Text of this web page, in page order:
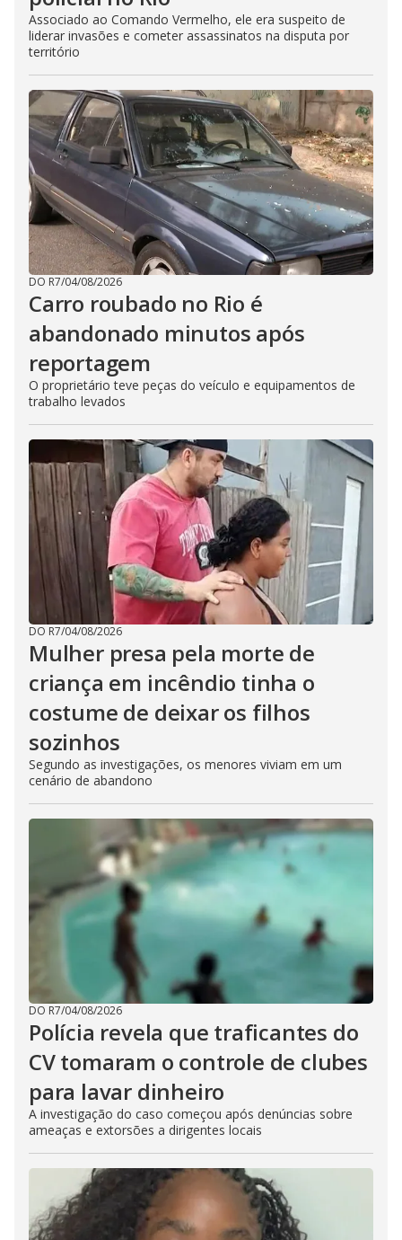
Associado ao Comando Vermelho, ele era suspeito de
liderar invasões e cometer assassinatos na disputa por
território
DO R7/04/08/2026
Carro roubado no Rio é
abandonado minutos após
reportagem
O proprietário teve peças do veículo e equipamentos de
trabalho levados
DO R7/04/08/2026
Mulher presa pela morte de
criança em incêndio tinha o
costume de deixar os filhos
sozinhos
Segundo as investigações, os menores viviam em um
cenário de abandono
DO R7/04/08/2026
Polícia revela que traficantes do
CV tomaram o controle de clubes
para lavar dinheiro
A investigação do caso começou após denúncias sobre
ameaças e extorsões a dirigentes locais